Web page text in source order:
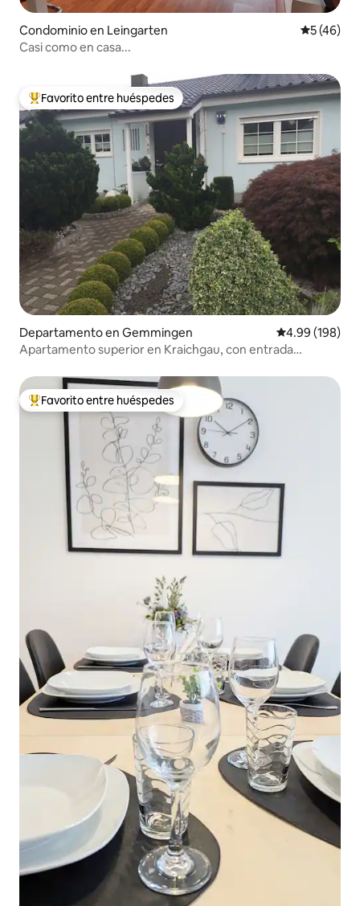
Condominio en Leingarten
5 (46)
Casi como en casa...
De los mejores en Favorito entre huéspedes
Favorito entre huéspedes
Departamento en Gemmingen Calificación
4.99 (198)
Apartamento superior en Kraichgau, con entrada
De los mejores en Favorito entre huéspedes
Favorito entre huéspedes